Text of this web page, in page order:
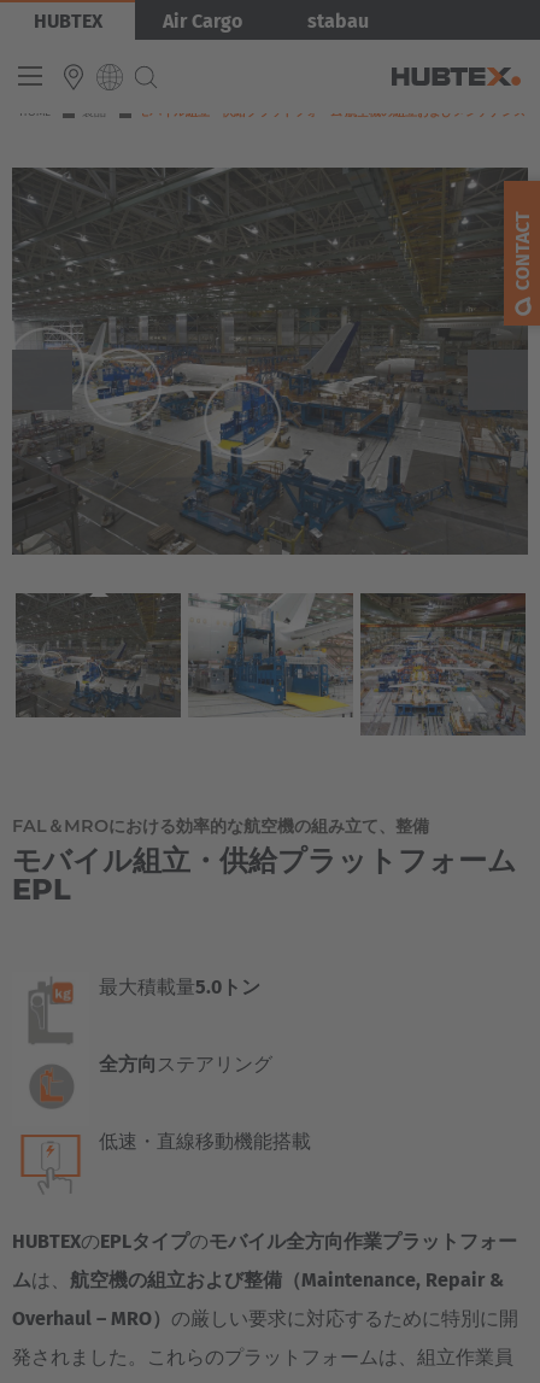
Skip
main
HUBTEX Air Cargo stabau
INTERNATIONAL
Deutsch
Español
Français
YOU
HERE
HOME 製品 モバイル組立・供給プラットフォーム 航空機の組立およびメンテナンス
FAL＆MROにおける効率的な航空機の組み立て、整備
モバイル組立・供給プラットフォーム
EPL
最大積載量5.0トン
全方向 ステアリング
低速・直線移動機能搭載
HUBTEXのEPLタイプのモバイル全方向作業プラットフォー
ムは、 航空機の組立および整備（Maintenance, Repair &
Overhaul – MRO） の厳しい要求に対応するために特別に開
発されました。これらのプラットフォームは、組立作業員
CONTACT